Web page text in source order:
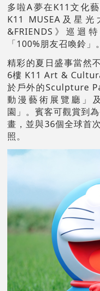
多啦A夢在K11文化
K11 MUSEA及星
&FRIENDS》巡迴
「100%朋友召喚鈴」。
精彩的夏日盛事當然
6樓 K11 Art &
於戶外的Sculpture
動漫藝術展覽廳」
園」。賓客可觀賞到
畫，並與36個全球首
照。